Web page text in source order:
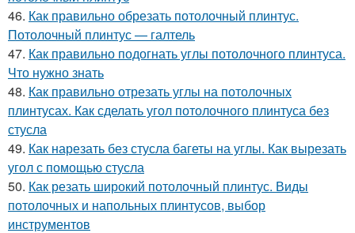
46. Как правильно обрезать потолочный плинтус.
Потолочный плинтус — галтель
47. Как правильно подогнать углы потолочного плинтуса.
Что нужно знать
48. Как правильно отрезать углы на потолочных
плинтусах. Как сделать угол потолочного плинтуса без
стусла
49. Как нарезать без стусла багеты на углы. Как вырезать
угол с помощью стусла
50. Как резать широкий потолочный плинтус. Виды
потолочных и напольных плинтусов, выбор
инструментов